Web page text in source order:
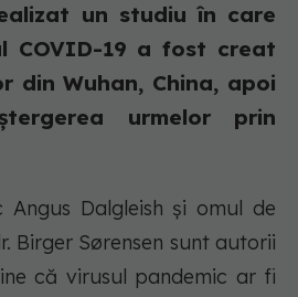
un studiu în care
COVID-19 a fost creat
din Wuhan, China, apoi
urmelor prin
Angus Dalgleish şi omul de
Birger Sørensen sunt autorii
că virusul pandemic ar fi